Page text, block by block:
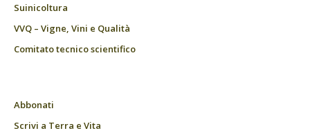
Suinicoltura
VVQ – Vigne, Vini e Qualità
Comitato tecnico scientifico
Abbonati
Scrivi a Terra e Vita